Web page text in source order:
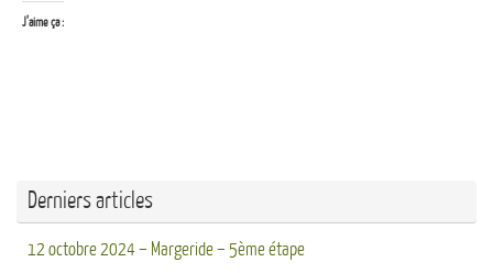
J’aime ça :
Derniers articles
12 octobre 2024 – Margeride – 5ème étape